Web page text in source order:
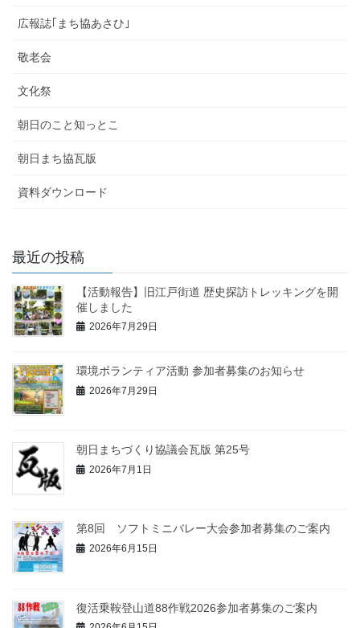
広報誌｢まち協あさひ｣
敬老会
文化祭
朝日のこと知っとこ
朝日まち協瓦版
資料ダウンロード
最近の投稿
【活動報告】旧江戸街道 歴史探訪トレッキングを開
催しました
2026年7月29日
環境ボランティア活動 参加者募集のお知らせ
2026年7月29日
朝日まちづくり協議会瓦版 第25号
2026年7月1日
第8回 ソフトミニバレー大会参加者募集のご案内
2026年6月15日
復活乗鞍登山道88作戦2026参加者募集のご案内